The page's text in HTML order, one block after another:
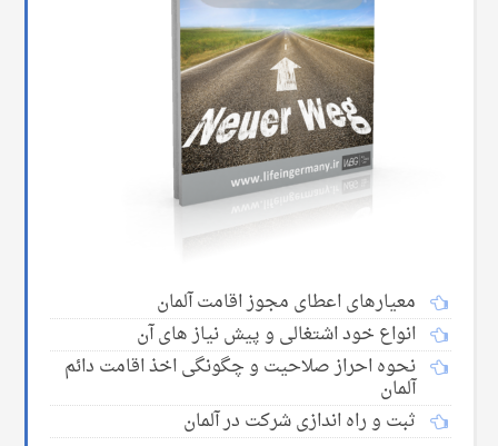
معیارهای اعطای مجوز اقامت آلمان
انواع خود اشتغالی و پیش نیاز های آن
نحوه احراز صلاحیت و چگونگی اخذ اقامت دائم
آلمان
ثبت و راه اندازی شرکت در آلمان